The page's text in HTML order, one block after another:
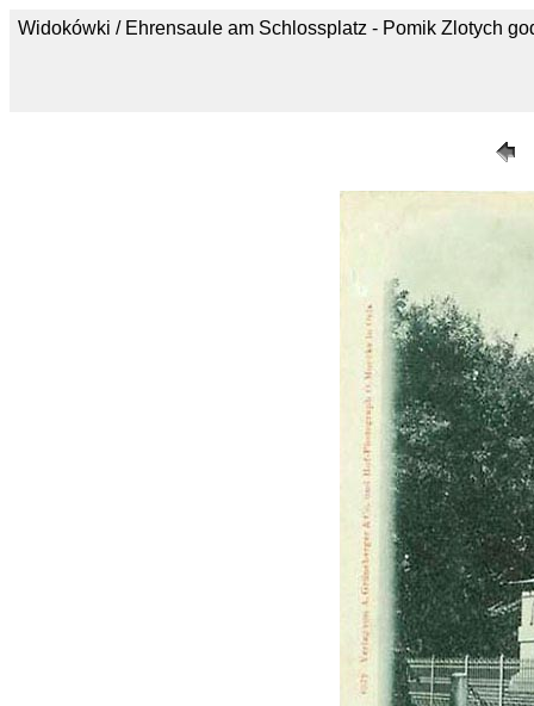
Widokówki / Ehrensaule am Schlossplatz - Pomik Zlotych